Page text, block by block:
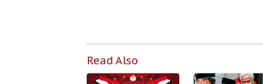
Read Also